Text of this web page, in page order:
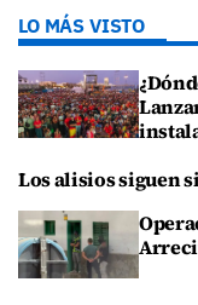
LO MÁS VISTO
Los alisios siguen